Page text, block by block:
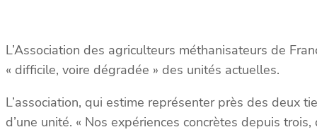
L’Association des agriculteurs méthanisateurs de
« difficile, voire dégradée » des unités actuelles.
L’association, qui estime représenter près des deux
d’une unité. « Nos expériences concrètes depuis